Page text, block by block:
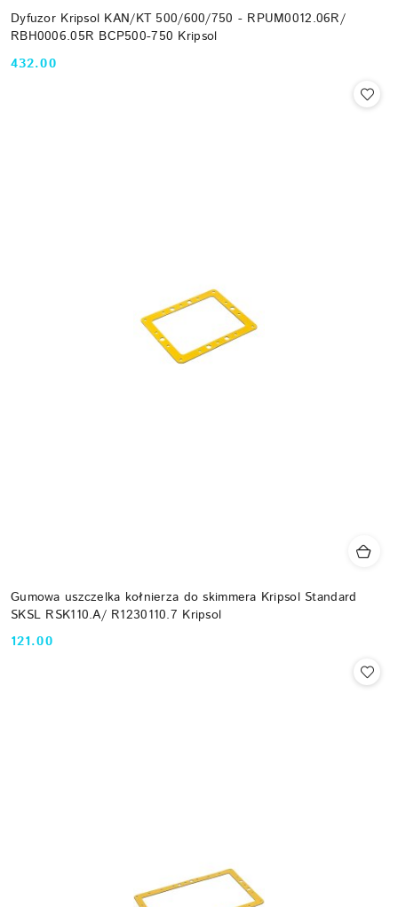
Dyfuzor Kripsol KAN/KT 500/600/750 - RPUM0012.06R/
RBH0006.05R BCP500-750 Kripsol
Cena:
432.00
Gumowa uszczelka kołnierza do skimmera Kripsol Standard
SKSL RSK110.A/ R1230110.7 Kripsol
Cena:
121.00